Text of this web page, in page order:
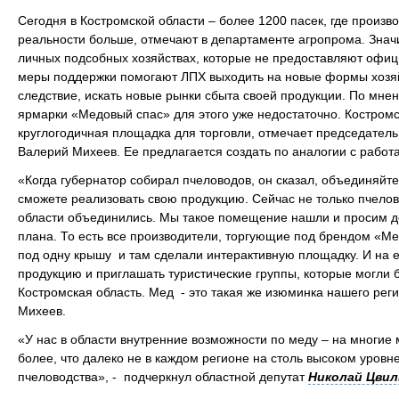
Сегодня в Костромской области – более 1200 пасек, где
реальности больше, отмечают в департаменте агропрома.
личных подсобных хозяйствах, которые не предоставляют
меры поддержки помогают ЛПХ выходить на новые формы
следствие, искать новые рынки сбыта своей продукции. По
ярмарки «Медовый спас» для этого уже недостаточно.
круглогодичная площадка для торговли, отмечает
Валерий Михеев. Ее предлагается создать по аналогии с
«Когда губернатор собирал пчеловодов, он сказал,
сможете реализовать свою продукцию. Сейчас не только
области объединились. Мы такое помещение нашли и просим
плана. То есть все производители, торгующие под брендом
под одну крышу и там сделали интерактивную площадку. И на
продукцию и приглашать туристические группы, которые могли
Костромская область. Мед - это такая же изюминка нашего
Михеев.
«У нас в области внутренние возможности по меду – на
более, что далеко не в каждом регионе на столь высоком
пчеловодства», - подчеркнул областной депутатНиколай